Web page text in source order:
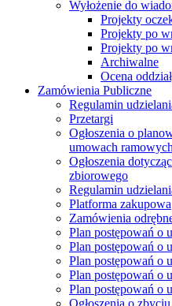
Wyłożenie do
Projekty
Projekty po
Projekty po
Archiwalne
Ocena
Zamówienia Publiczne
Regulamin
Przetargi
Ogłoszenia o
umowach ramowych
Ogłoszenia
zbiorowego
Regulamin
Platforma zakupowa
Zamówienia
Plan postępowań o
Plan postępowań o
Plan postępowań o
Plan postępowań o
Plan postępowań o
Ogłoszenia o